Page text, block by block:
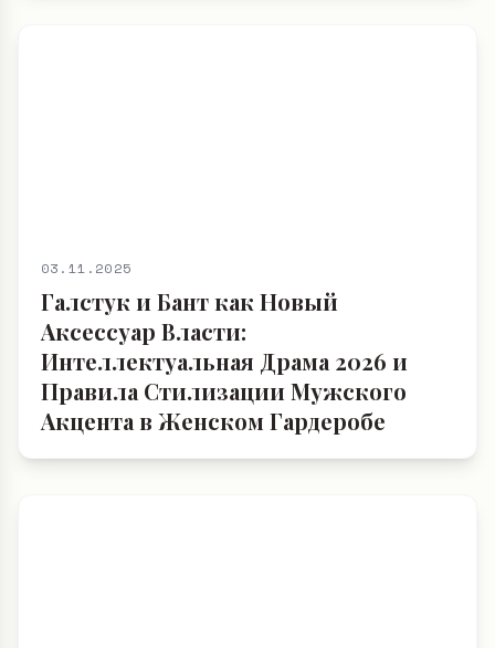
03.11.2025
Галстук и Бант как Новый
Аксессуар Власти:
Интеллектуальная Драма 2026 и
Правила Стилизации Мужского
Акцента в Женском Гардеробе